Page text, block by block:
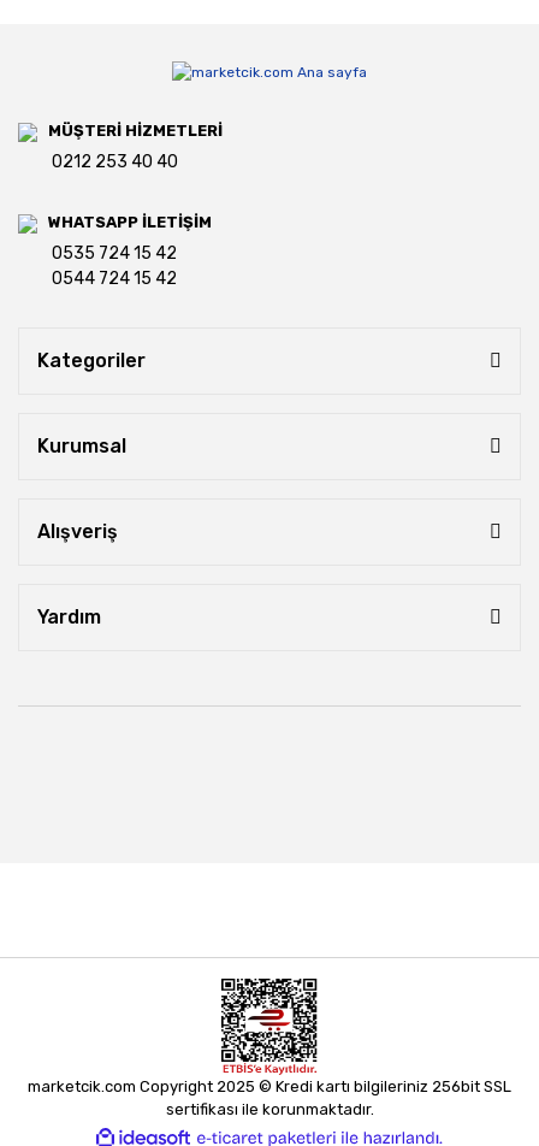
MÜŞTERİ HİZMETLERİ
0212 253 40 40
WHATSAPP İLETİŞİM
0535 724 15 42
0544 724 15 42
Kategoriler
Kurumsal
Alışveriş
Yardım
marketcik.com Copyright 2025 © Kredi kartı bilgileriniz 256bit SSL
sertifikası ile korunmaktadır.
ideasoft e-